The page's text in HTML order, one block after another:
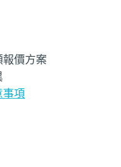
價方案
事項